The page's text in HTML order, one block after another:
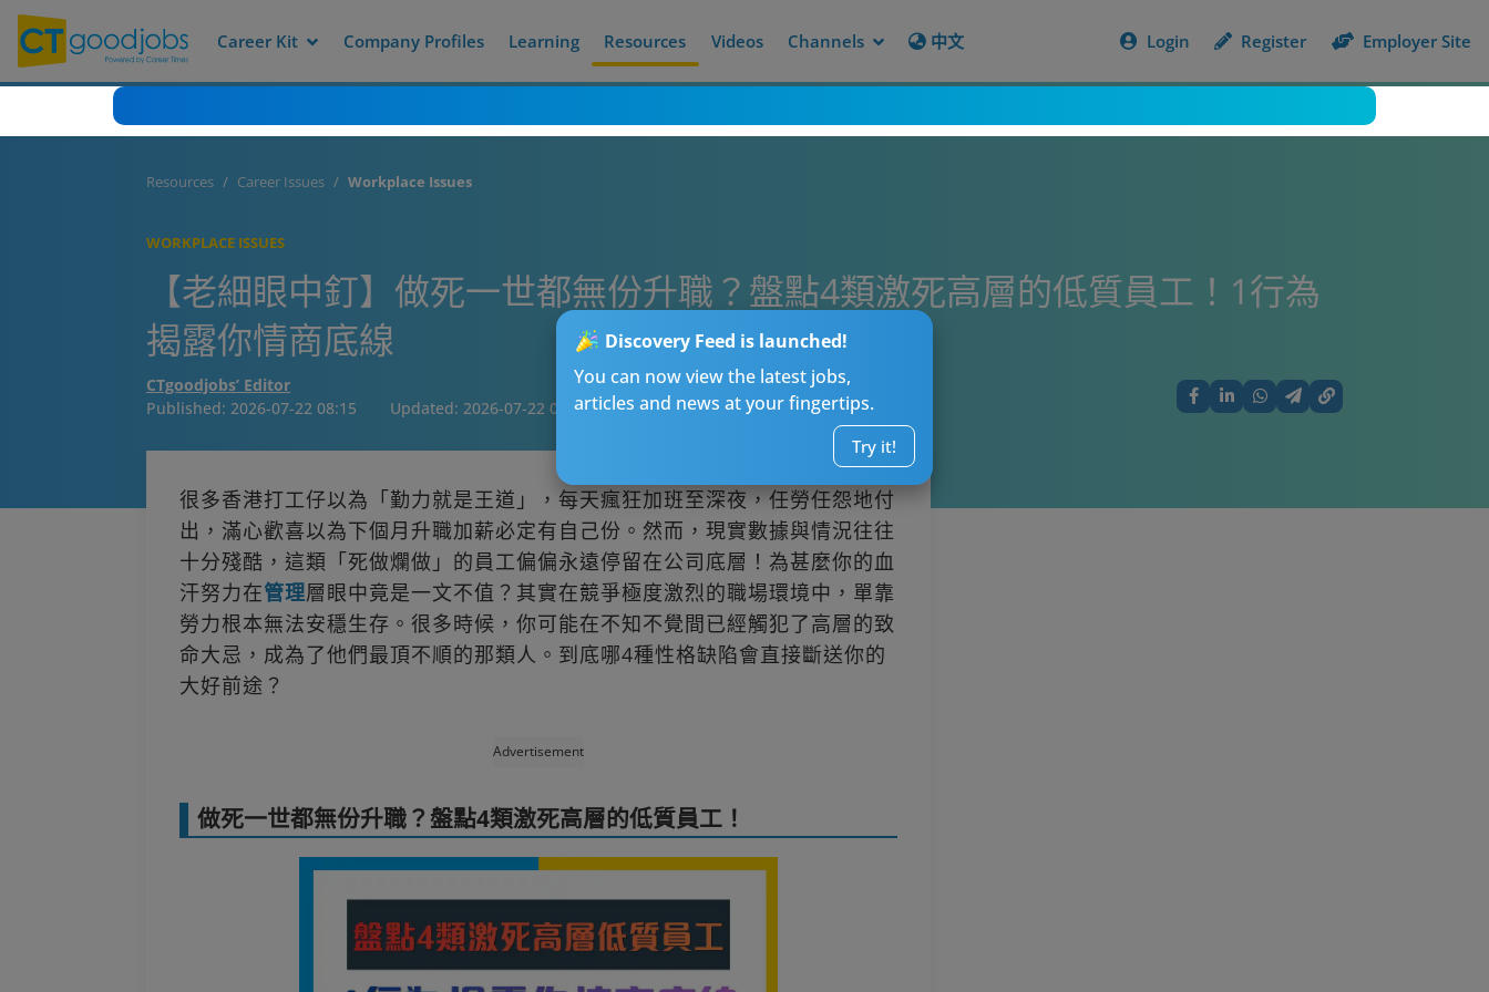
Career Kit Company Profiles Learning Resources Videos Channels 中文 Login Register Employer Site
Discovery Feed is launched!
You can now view the latest jobs,
articles and news at your fingertips.
Try it!
Resources Career Issues Workplace Issues
WORKPLACE ISSUES
【老細眼中釘】做死一世都無份升職？盤點4類激死高層的低質員工！1行為
揭露你情商底線
CTgoodjobs’ Editor
Published: 2026-07-22 08:15 Updated: 2026-07-22 08:15
很多香港打工仔以為「勤力就是王道」，每天瘋狂加班至深夜，任勞任怨地付
出，滿心歡喜以為下個月升職加薪必定有自己份。然而，現實數據與情況往往
十分殘酷，這類「死做爛做」的員工偏偏永遠停留在公司底層！為甚麼你的血
汗努力在管理層眼中竟是一文不值？其實在競爭極度激烈的職場環境中，單靠
勞力根本無法安穩生存。很多時候，你可能在不知不覺間已經觸犯了高層的致
命大忌，成為了他們最頂不順的那類人。到底哪4種性格缺陷會直接斷送你的
大好前途？
Advertisement
做死一世都無份升職？盤點4類激死高層的低質員工！